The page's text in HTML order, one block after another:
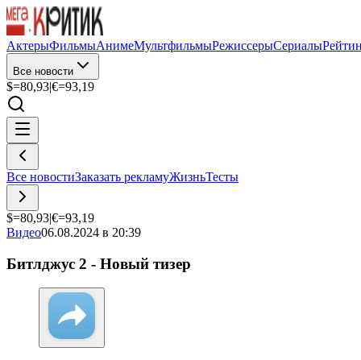
АктерыФильмыАнимеМультфильмыРежиссерыСериалы
Все новости
$=80,93|€=93,19
Все новостиЗаказать рекламуЖизньТесты
$=80,93|€=93,19
Видео06.08.2024 в 20:39
Битлджус 2 - Новый тизер